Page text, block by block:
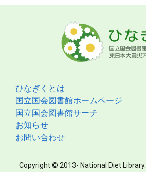
ひなぎくとは
国立国会図書館ホームページ
国立国会図書館サーチ
お知らせ
お問い合わせ
Copyright © 2013- National Diet Library.